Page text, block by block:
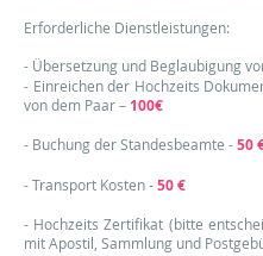
Erforderliche Dienstleistungen:
- Übersetzung und Beglaubigung
- Einreichen der Hochzeits
von dem Paar – 100€
- Buchung der Standesbeamte -50
- Transport Kosten -50 €
- Hochzeits Zertifikat (bitte
mit Apostil, Sammlung und